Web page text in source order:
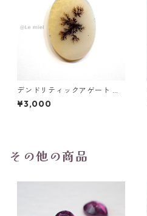
デンドリティックアゲート ル
ース 5.2ct 20.2mm*14.2mm
*1.7mm
¥3,000
その他の商品